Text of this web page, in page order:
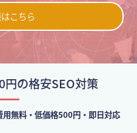
こちら
の格安SEO対策
無料・低価格500円・即日対応